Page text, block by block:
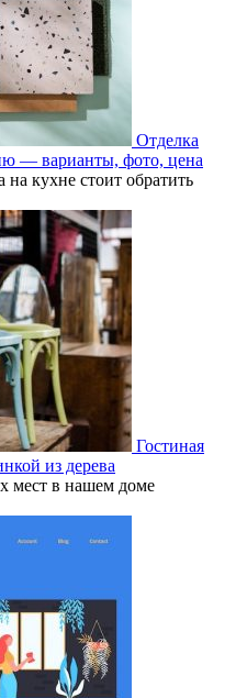
Отделка
— варианты, фото, цена
кухне стоит обратить
Гостиная
из дерева
мест в нашем доме